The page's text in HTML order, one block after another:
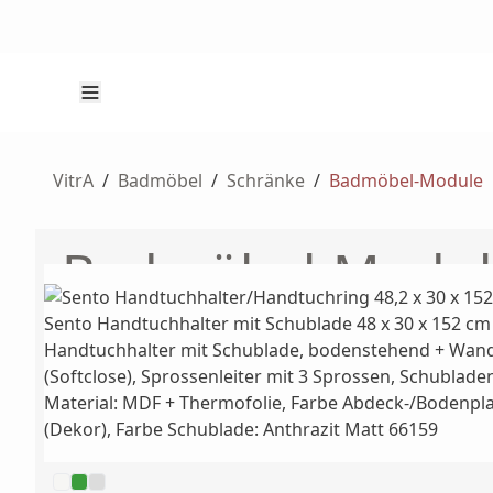
VitrA / Badmöbel / Schränke / Badmöbel-Module
Badmöbel-